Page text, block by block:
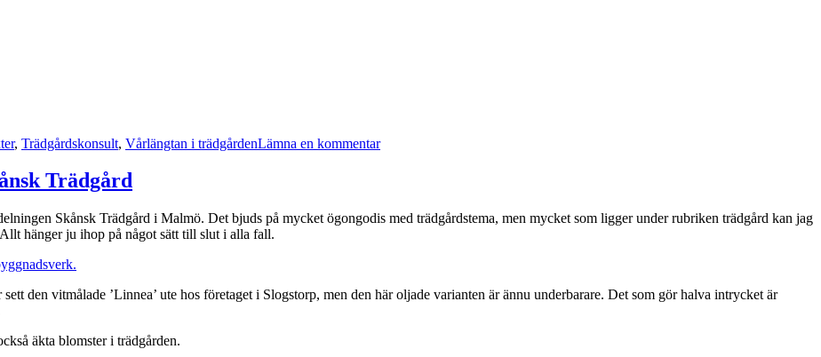
, Trädgårdskonsult, Vårlängtan i trädgårdenLämna en kommentartill
om
Trädgård
Skånsk Trädgård i Malmö. Det bjuds på mycket ögongodis med trädgårdstema, men mycket som ligger under rubriken trädgård kan jag
hänger ju ihop på något sätt till slut i alla fall.
den vitmålade ’Linnea’ ute hos företaget i Slogstorp, men den här oljade varianten är ännu underbarare. Det som gör halva intrycket är